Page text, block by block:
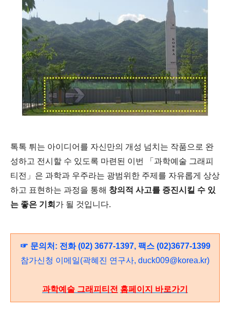
톡톡 튀는 아이디어를 자신만의 개성 넘치는 작품으로 완
성하고 전시할 수 있도록 마련된 이번 「과학예술 그래피
티전」은 과학과 우주라는 광범위한 주제를 자유롭게 상상
하고 표현하는 과정을 통해 창의적 사고를 증진시킬 수 있
는 좋은 기회 가 될 것입니다.
☞ 문의처: 전화 (02) 3677-1397, 팩스 (02)3677-1399
참가신청 이메일(곽혜진 연구사, duck009@korea.kr)
과학예술 그래피티전 홈페이지 바로가기